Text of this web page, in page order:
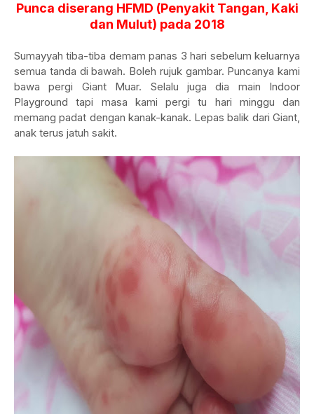
Punca diserang HFMD (Penyakit Tangan, Kaki
dan Mulut) pada 2018
Sumayyah tiba-tiba demam panas 3 hari sebelum keluarnya
semua tanda di bawah. Boleh rujuk gambar. Puncanya kami
bawa pergi Giant Muar. Selalu juga dia main Indoor
Playground tapi masa kami pergi tu hari minggu dan
memang padat dengan kanak-kanak. Lepas balik dari Giant,
anak terus jatuh sakit.